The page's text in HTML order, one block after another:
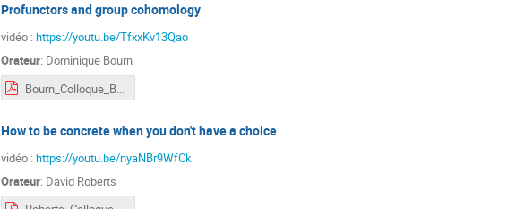
Profunctors and group cohomology
vidéo : https://youtu.be/TfxxKv13Qao
Orateur: Dominique Bourn
How to be concrete when you don't have a choice
vidéo : https://youtu.be/nyaNBr9WfCk
Orateur: David Roberts